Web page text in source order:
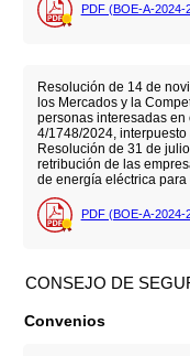
PDF (BOE-A-2024-
Resolución de 14 de
los Mercados y la
personas interesadas
4/1748/2024,
Resolución de 31 de
retribución de las
de energía eléctrica
PDF (BOE-A-2024-
CONSEJO DE
Convenios